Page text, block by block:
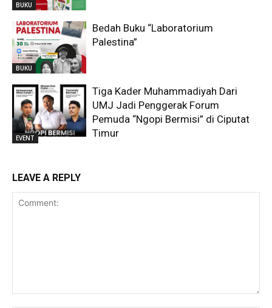
BUKU
BUKU
Bedah Buku “Laboratorium
Palestina”
EVENT
Tiga Kader Muhammadiyah Dari
UMJ Jadi Penggerak Forum
Pemuda “Ngopi Bermisi” di Ciputat
Timur
LEAVE A REPLY